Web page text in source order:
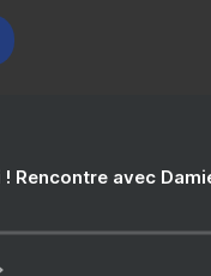
Rencontre avec